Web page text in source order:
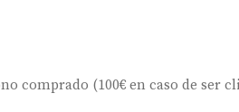
comprado (100€ en caso de ser